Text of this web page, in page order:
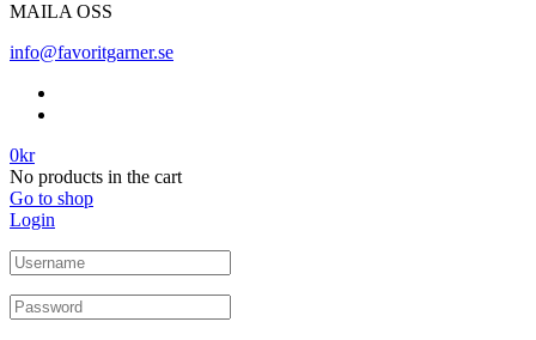
MAILA OSS
info@favoritgarner.se
0kr
No products in the cart
Go to shop
Login